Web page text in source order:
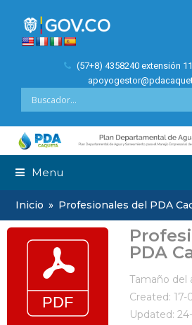
(57+8) 4358240 extensión
Menu
Inicio » Profesionales del PDA
PDA
Tamaño del
Created: 17-
Updated: